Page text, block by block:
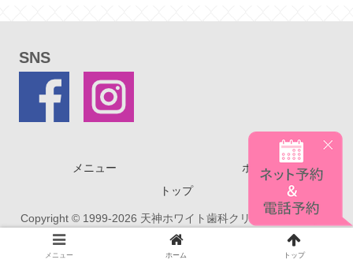
SNS
メニュー
ホーム
トップ
Copyright © 1999-2026 天神ホワイト歯科クリニック All Rights
Reserved.
メニュー ホーム トップ